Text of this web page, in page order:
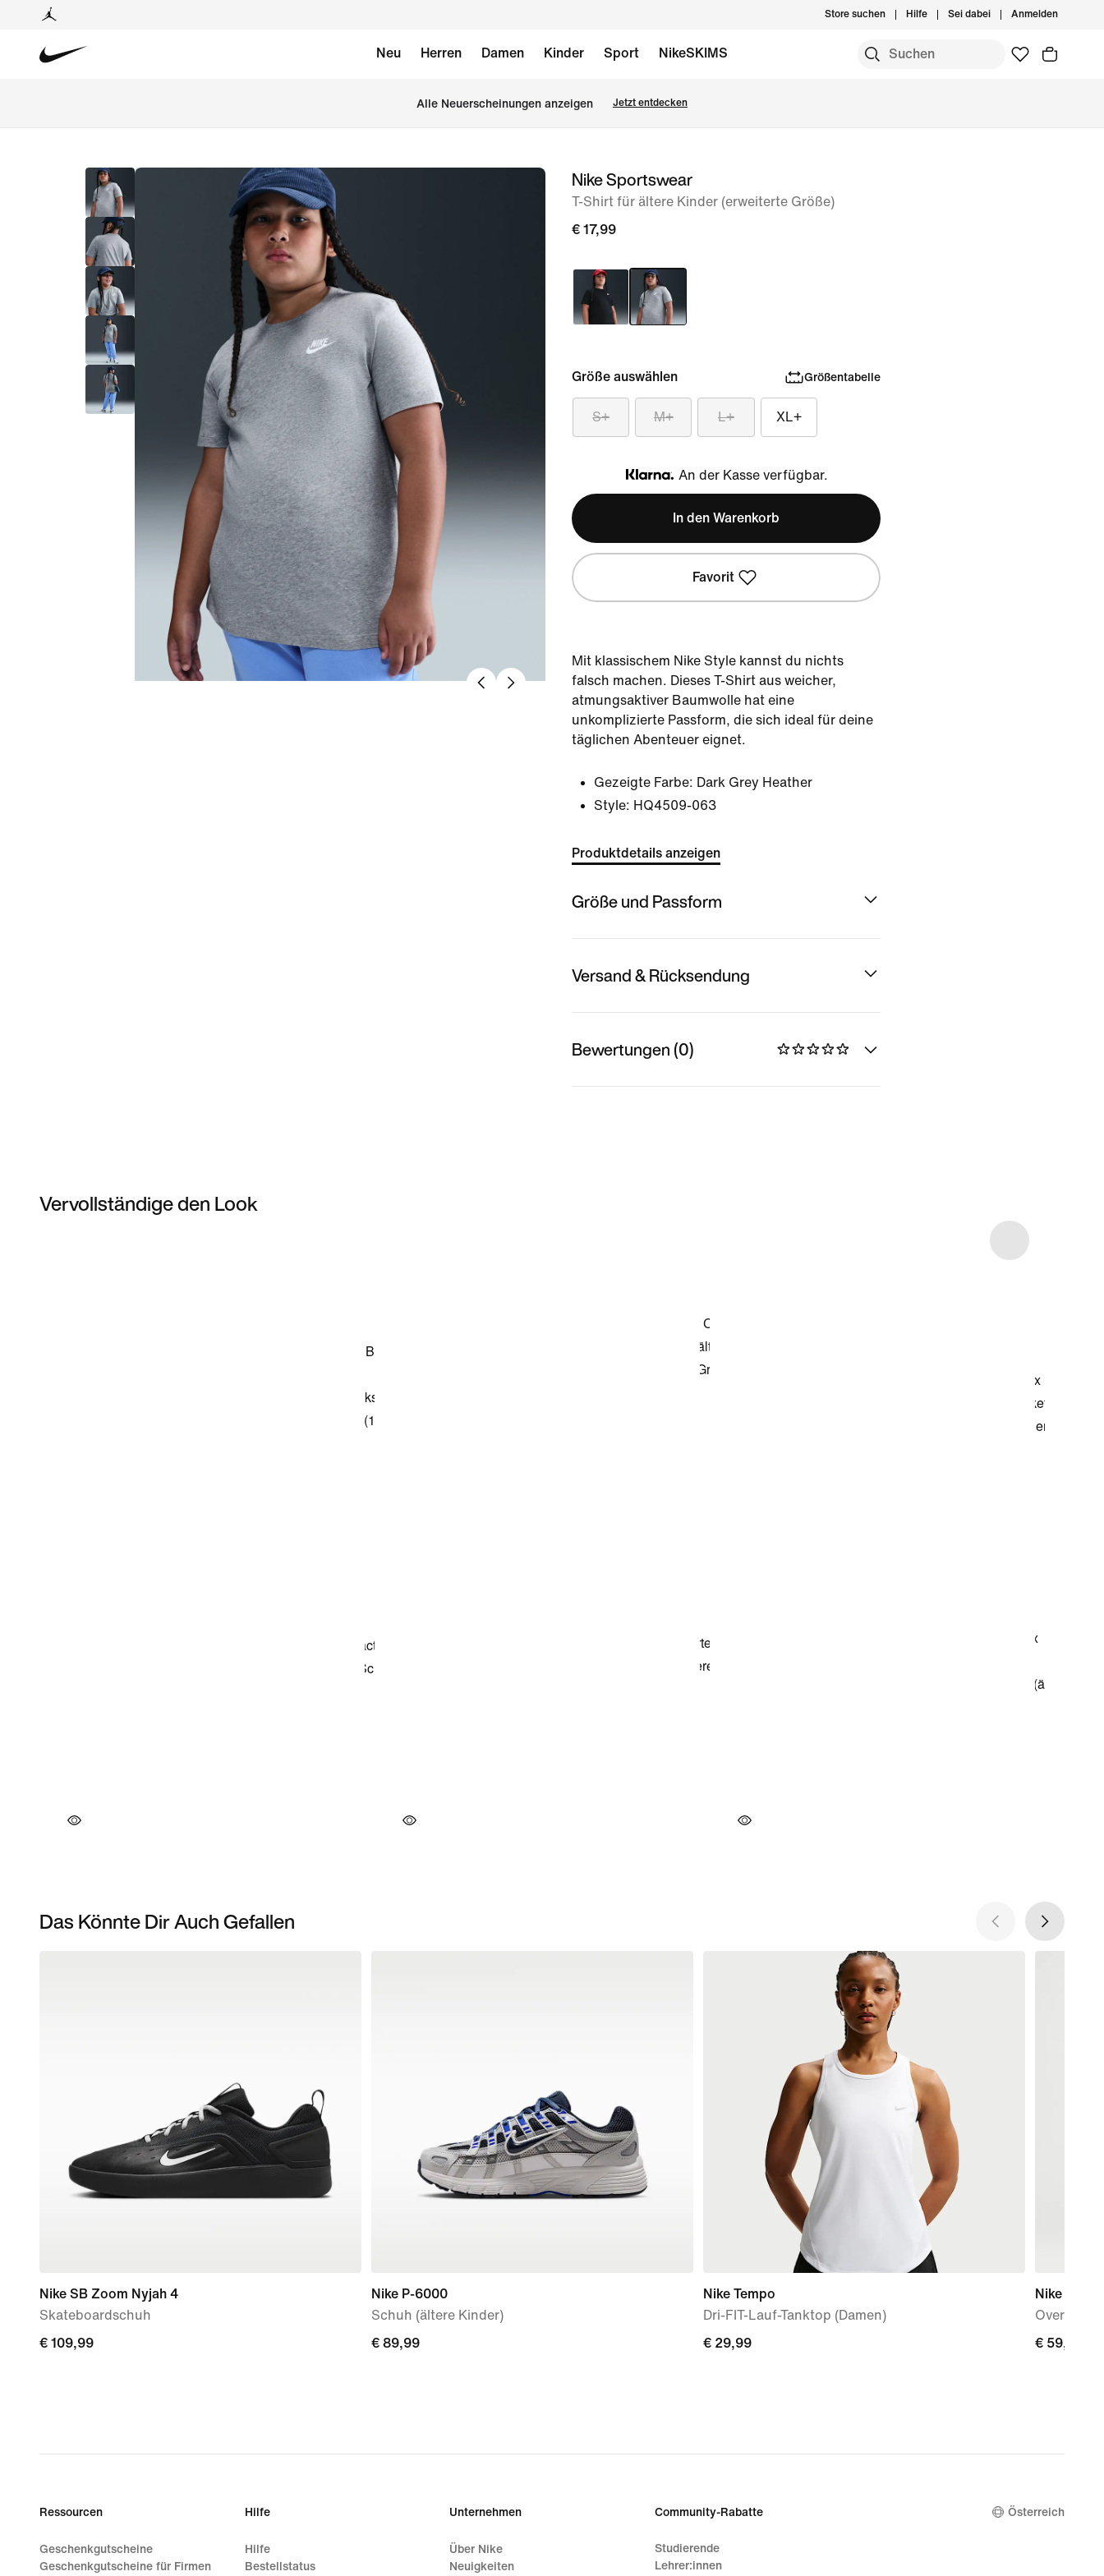
Store suchen Hilfe Sei dabei Anmelden
Neu Herren Damen Kinder Sport NikeSKIMS
Alle Neuerscheinungen anzeigen Jetzt entdecken
Bild 1Nike Sportswear
T-Shirt für ältere Kinder (erweiterte Größe)
€ 17,99
Größe auswählen Größentabelle
S+ M+ L+ XL+
Klarna
An der Kasse verfügbar.
In den Warenkorb
Favorit
Mit klassischem Nike Style kannst du nichts
falsch machen. Dieses T-Shirt aus weicher,
atmungsaktiver Baumwolle hat eine
unkomplizierte Passform, die sich ideal für deine
täglichen Abenteuer eignet.
Gezeigte Farbe: Dark Grey Heather
Style: HQ4509-063
Produktdetails anzeigen
Größe und Passform
Versand & Rücksendung
Bewertungen (0)
Vervollständige den Look
Das Könnte Dir Auch Gefallen
Nike SB Zoom Nyjah 4
Skateboardschuh
€ 109,99
€ 109,99
Nike P-6000
Schuh (ältere Kinder)
€ 89,99
€ 89,99
Nike Tempo
Dri-FIT-Lauf-Tanktop (Damen)
€ 29,99
€ 29,99
Nike
Oversize-
€ 59,99
€ 59,99
Ressourcen
Geschenkgutscheine
Geschenkgutscheine für Firmen
Hilfe
Hilfe
Bestellstatus
Unternehmen
Über Nike
Neuigkeiten
Community-Rabatte
Studierende
Lehrer:innen
Österreich